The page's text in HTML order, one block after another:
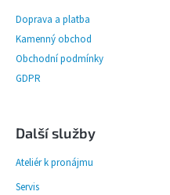
Doprava a platba
Kamenný obchod
Obchodní podmínky
GDPR
Další služby
Ateliér k pronájmu
Servis